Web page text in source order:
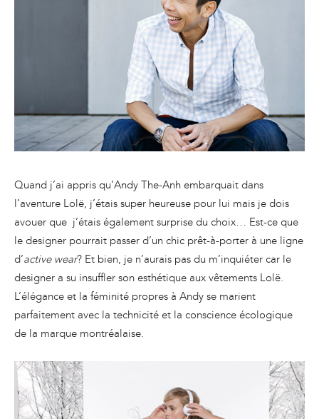
Quand j’ai appris qu’Andy The-Anh embarquait dans
l’aventure Lolë, j’étais super heureuse pour lui mais je dois
avouer que j’étais également surprise du choix… Est-ce que
le designer pourrait passer d’un chic prêt-à-porter à une ligne
d’active wear? Et bien, je n’aurais pas du m’inquiéter car le
designer a su insuffler son esthétique aux vêtements Lolë.
L’élégance et la féminité propres à Andy se marient
parfaitement avec la technicité et la conscience écologique
de la marque montréalaise.